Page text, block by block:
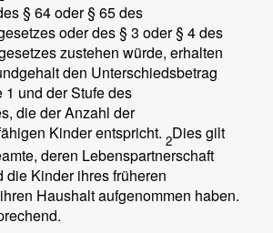
§ 64 oder § 65 des
oder des § 3 oder § 4 des
zustehen würde, erhalten
den Unterschiedsbetrag
und der Stufe des
die der Anzahl der
Kinder entspricht. 2Dies gilt
deren Lebenspartnerschaft
die Kinder ihres früheren
Haushalt aufgenommen haben.